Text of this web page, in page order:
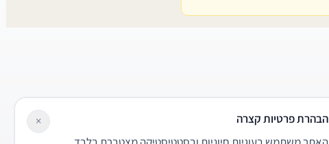
הבהרת פרטיות קצרה
×